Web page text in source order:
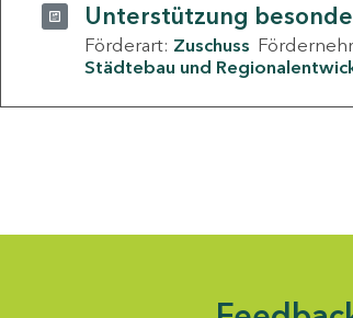
Unterstützung
Förderart: Zuschuss
Städtebau und